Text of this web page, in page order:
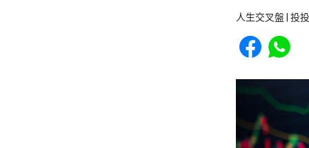
人生交叉盤 | 投
Share toShare